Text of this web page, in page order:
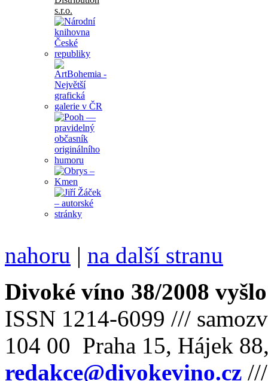
nahoru | na další stranu
Divoké víno 38/2008
ISSN 1214-6099 ///
104 00 Praha 15, Hájek
redakce@divokevino.cz